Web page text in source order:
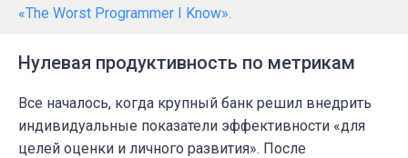
«The Worst Programmer I Know».
Нулевая продуктивность по метрикам
Все началось, когда крупный банк решил внедрить
индивидуальные показатели эффективности «для
целей оценки и личного развития». После